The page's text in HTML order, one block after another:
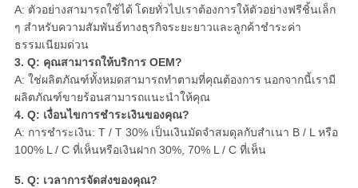
A: ตัวอย่างสามารถใช้ได้ โดยทั่วไปเราต้องการให้ตัวอย่างฟรีชิ้นเล็ก
ๆ สำหรับความสัมพันธ์ทางธุรกิจระยะยาวและลูกค้าชำระค่า
ธรรมเนียมด่วน
3. Q: คุณสามารถให้บริการ OEM?
A: ใช่ผลิตภัณฑ์ทั้งหมดสามารถทำตามที่คุณต้องการ นอกจากนี้เรามี
ผลิตภัณฑ์ขายร้อนสามารถแนะนำให้คุณ
4. Q: เงื่อนไขการชำระเงินของคุณ?
A: การชำระเงิน: T / T 30% เป็นเงินมัดจำสมดุลกับสำเนา B / Lหรือ
100% L / C ที่เห็นหรือเงินฝาก 30%, 70% L / C ที่เห็น
5. Q: เวลาการจัดส่งของคุณ?